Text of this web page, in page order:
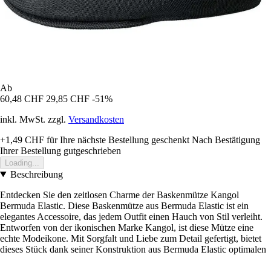
Ab
60,48 CHF 29,85 CHF -51%
inkl. MwSt. zzgl. Versandkosten
+1,49 CHF für Ihre nächste Bestellung geschenkt Nach Bestätigung
Ihrer Bestellung gutgeschrieben
Loading...
Beschreibung
Entdecken Sie den zeitlosen Charme der Baskenmütze Kangol
Bermuda Elastic. Diese Baskenmütze aus Bermuda Elastic ist ein
elegantes Accessoire, das jedem Outfit einen Hauch von Stil verleiht.
Entworfen von der ikonischen Marke Kangol, ist diese Mütze eine
echte Modeikone. Mit Sorgfalt und Liebe zum Detail gefertigt, bietet
dieses Stück dank seiner Konstruktion aus Bermuda Elastic optimalen